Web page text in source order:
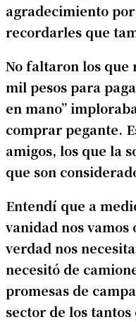
agradecimiento
recordarles que
No faltaron los que
mil pesos para
en mano”
comprar pegante.
amigos, los que la
que son
Entendí que a
vanidad nos vamos
verdad nos
necesitó de
promesas de
sector de los